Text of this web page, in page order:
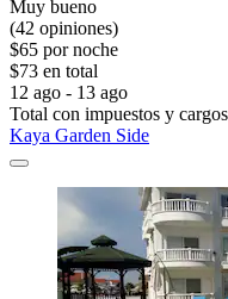
Muy bueno
(42 opiniones)
$65 por noche
$73 en total
12 ago - 13 ago
Total con impuestos y cargos
Kaya Garden Side